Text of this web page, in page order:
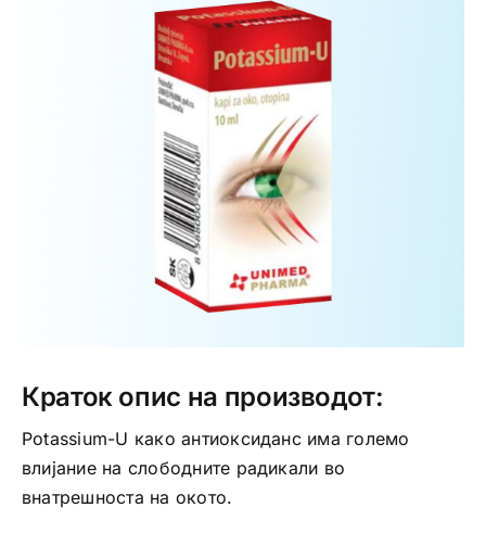
Интимно здравје
Медицински апрати
Краток опис на производот:
Potassium-U како антиоксиданс има големо
влијание на слободните радикали во
внатрешноста на окото.